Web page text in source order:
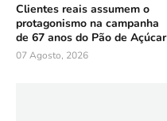
Clientes reais assumem o
protagonismo na campanha
de 67 anos do Pão de Açúcar
07 Agosto, 2026